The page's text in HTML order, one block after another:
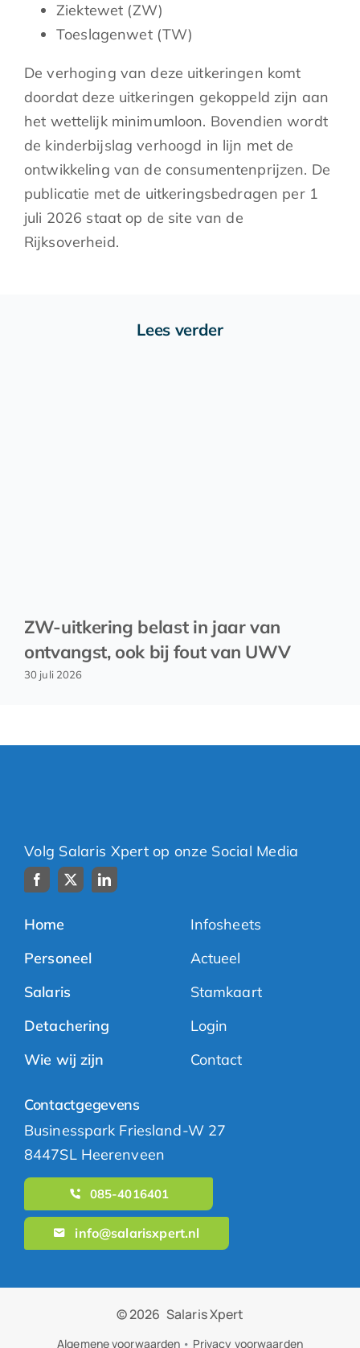
Ziektewet (ZW)
Toeslagenwet (TW)
De verhoging van deze uitkeringen komt
doordat deze uitkeringen gekoppeld zijn aan
het wettelijk minimumloon. Bovendien wordt
de kinderbijslag verhoogd in lijn met de
ontwikkeling van de consumentenprijzen. De
publicatie met de uitkeringsbedragen per 1
juli 2026 staat op de site van de
Rijksoverheid.
Lees verder
ZW-uitkering belast in jaar van
ontvangst, ook bij fout van UWV
30 juli 2026
Volg Salaris Xpert op onze Social Media
Home
Personeel
Salaris
Detachering
Wie wij zijn
Infosheets
Actueel
Stamkaart
Login
Contact
Contactgegevens
Businesspark Friesland-W 27
8447SL Heerenveen
085-4016401
info@salarisxpert.nl
© 2026 Salaris Xpert
Algemene voorwaarden • Privacy voorwaarden